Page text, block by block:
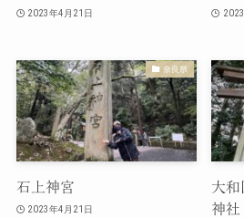
2023年4月21日
奈良県
石上神宮
2023年4月21日
大和
神社